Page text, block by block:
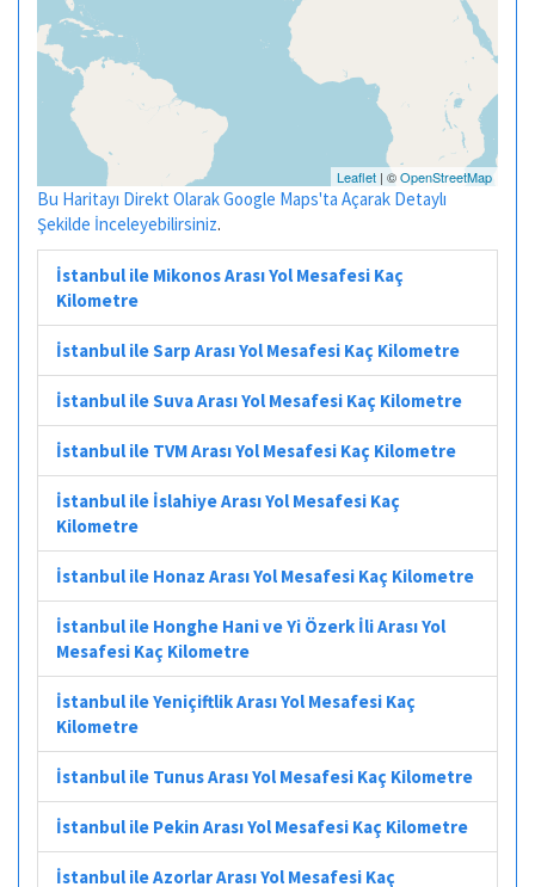
Leaflet | ©OpenStreetMap
Bu Haritayı Direkt Olarak Google Maps'ta Açarak Detaylı
Şekilde İnceleyebilirsiniz.
İstanbul ile Mikonos Arası Yol Mesafesi Kaç
Kilometre
İstanbul ile Sarp Arası Yol Mesafesi Kaç Kilometre
İstanbul ile Suva Arası Yol Mesafesi Kaç Kilometre
İstanbul ile TVM Arası Yol Mesafesi Kaç Kilometre
İstanbul ile İslahiye Arası Yol Mesafesi Kaç
Kilometre
İstanbul ile Honaz Arası Yol Mesafesi Kaç Kilometre
İstanbul ile Honghe Hani ve Yi Özerk İli Arası Yol
Mesafesi Kaç Kilometre
İstanbul ile Yeniçiftlik Arası Yol Mesafesi Kaç
Kilometre
İstanbul ile Tunus Arası Yol Mesafesi Kaç Kilometre
İstanbul ile Pekin Arası Yol Mesafesi Kaç Kilometre
İstanbul ile Azorlar Arası Yol Mesafesi Kaç